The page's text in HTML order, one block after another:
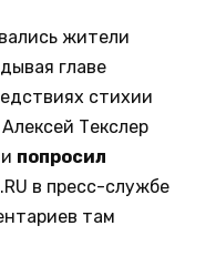
жители
главе
стихии
Текслер
попросил
в пресс-службе
там